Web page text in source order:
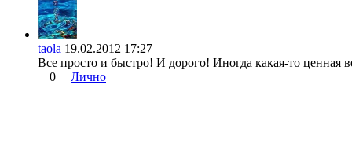
taola 19.02.2012 17:27
Все просто и быстро! И дорого! Иногда какая-то ценная
0
Лично